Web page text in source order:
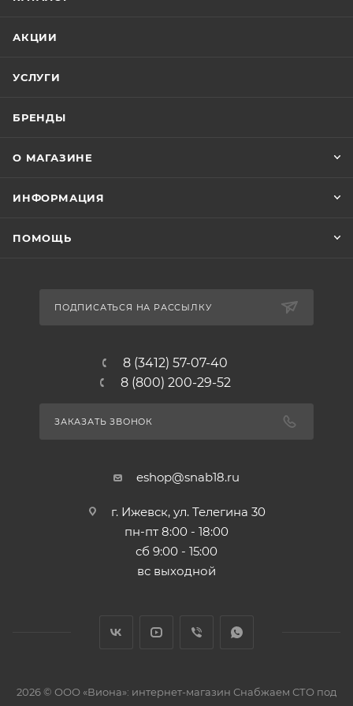
АКЦИИ
УСЛУГИ
БРЕНДЫ
О МАГАЗИНЕ
ИНФОРМАЦИЯ
ПОМОЩЬ
ПОДПИСАТЬСЯ НА РАССЫЛКУ
8 (3412) 57-07-40
8 (800) 200-29-52
ЗАКАЗАТЬ ЗВОНОК
eshop@snab18.ru
г. Ижевск, ул. Телегина 30
пн-пт 8:00 - 18:00
сб 9:00 - 15:00
вс выходной
2026 © ООО «Виона»: интернет-магазин Снабжаем СТО под